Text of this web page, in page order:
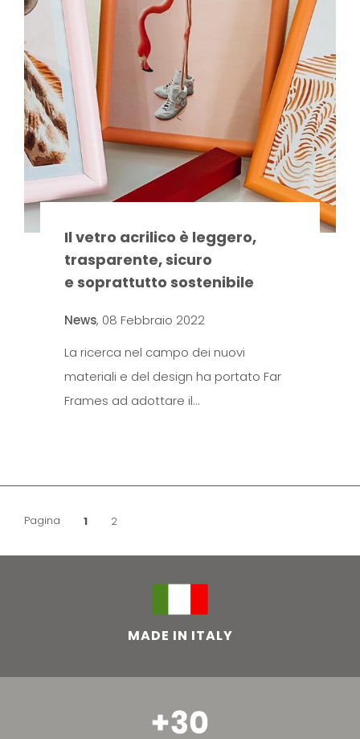
Il vetro acrilico è leggero,
trasparente, sicuro
e soprattutto sostenibile
News, 08 Febbraio 2022
La ricerca nel campo dei nuovi
materiali e del design ha portato Far
Frames ad adottare il…
Pagina Pagina
1 Pagina
2
MADE IN ITALY